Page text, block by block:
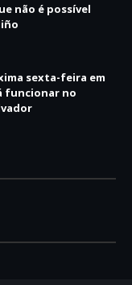
não é possível
sexta-feira em
funcionar no